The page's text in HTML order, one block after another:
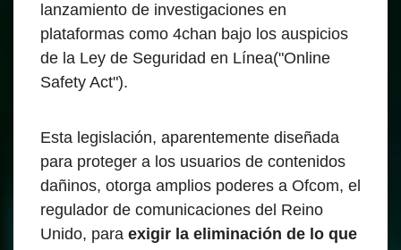
lanzamiento de investigaciones en
plataformas como 4chan bajo los auspicios
de la Ley de Seguridad en Línea("Online
Safety Act").
Esta legislación, aparentemente diseñada
para proteger a los usuarios de contenidos
dañinos, otorga amplios poderes a Ofcom, el
regulador de comunicaciones del Reino
Unido, para exigir la eliminación de lo que